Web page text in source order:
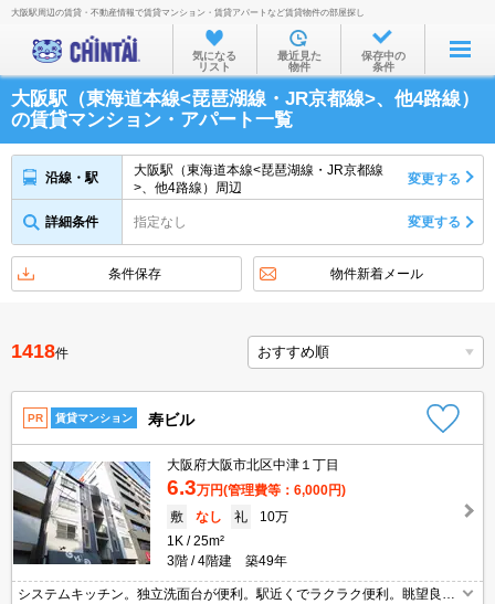
お部屋を探す
沿線・駅から
住所から
家賃相場から
通勤通学時間から
不動産会社から
大阪駅周辺の賃貸・不動産情報で賃貸マンション・賃貸アパートなど賃貸物件の部屋探し
気になる
リスト
最近見た
物件
保存中の
条件
大阪駅（東海道本線<琵琶湖線・JR京都線>、他4路線）
の賃貸マンション・アパート一覧
沿線・駅
大阪駅（東海道本線<琵琶湖線・JR京都線
>、他4路線）周辺
変更する
詳細条件 指定なし 変更する
条件保存 物件新着メール
1418件
PR 賃貸マンション 寿ビル
大阪府大阪市北区中津１丁目
6.3万円(管理費等：6,000円)
敷
なし 礼
10万
1K
25m²
3階
4階建 築49年
システムキッチン。独立洗面台が便利。駅近くでラクラク便利。眺望良